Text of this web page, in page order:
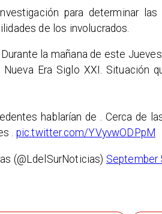
para determinar las
de los involucrados.
Durante la mañana de este
Era Siglo XXI. Situación
hablarían de . Cerca de
. pic.twitter.com/YVyvwODPpM
(@LdelSurNoticias) September